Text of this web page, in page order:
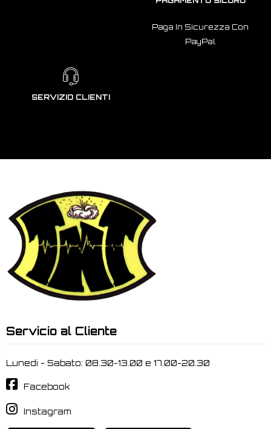
Paga In Sicurezza Con
PayPal
SERVIZIO CLIENTI
Servicio al Cliente
Lunedi - Sabato: 08.30-13.00 e 17.00-20.30
Facebook
Instagram